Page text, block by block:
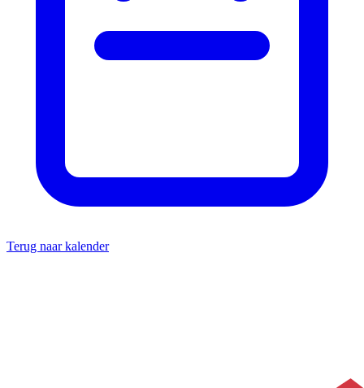
Terug naar kalender